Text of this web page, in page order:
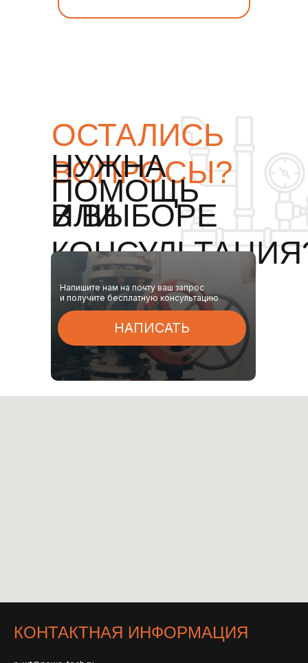
ОСТАЛИСЬ
ВОПРОСЫ?
ИЛИ
НУЖНА
ПОМОЩЬ
В ВЫБОРЕ
Напишите нам на почту ваш запрос
и получите бесплатную консультацию
НАПИСАТЬ
КОНТАКТНАЯ ИНФОРМАЦИЯ